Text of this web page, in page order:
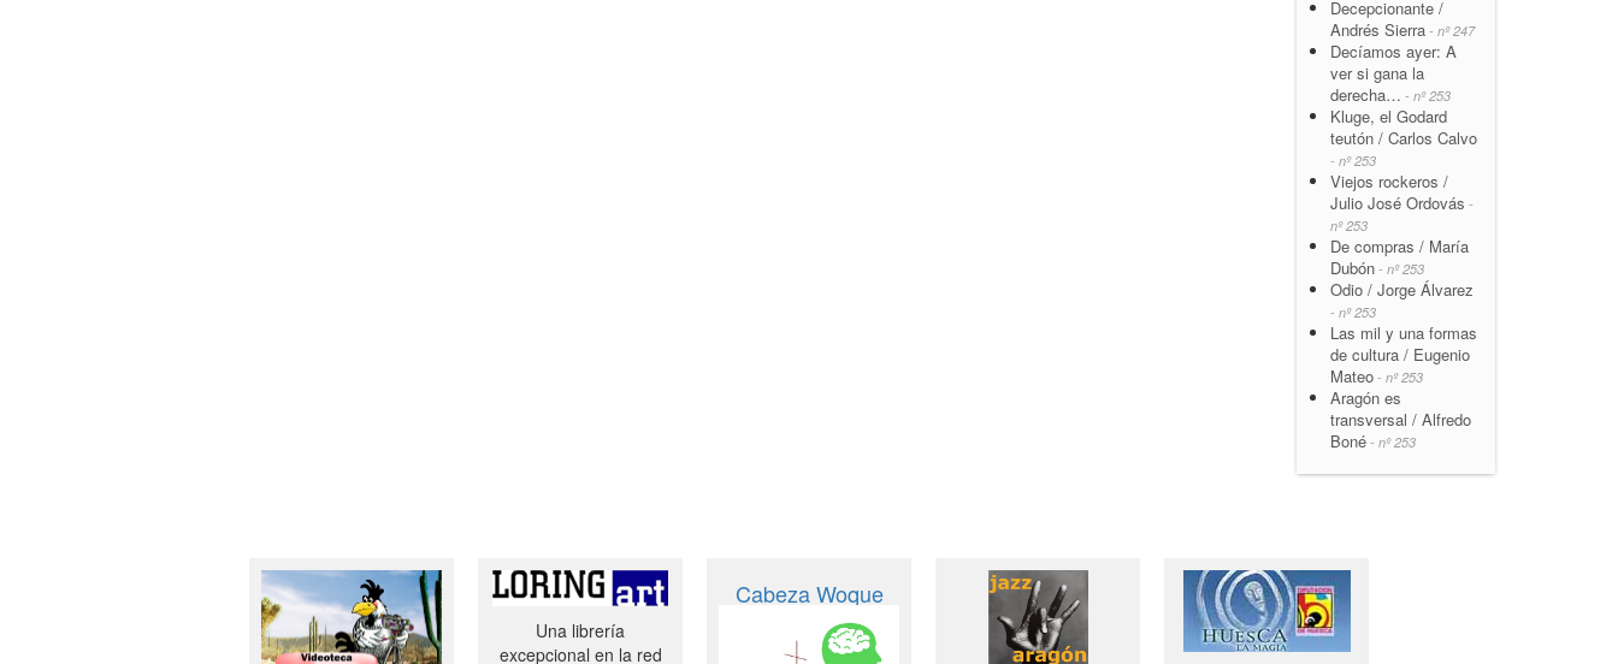
Decepcionante /
Andrés Sierra - nº 247
Decíamos ayer: A
ver si gana la
derecha… - nº 253
Kluge, el Godard
teutón / Carlos Calvo
- nº 253
Viejos rockeros /
Julio José Ordovás -
nº 253
De compras / María
Dubón - nº 253
Odio / Jorge Álvarez
- nº 253
Las mil y una formas
de cultura / Eugenio
Mateo - nº 253
Aragón es
transversal / Alfredo
Boné - nº 253
Una librería
excepcional en la red
Cabeza Woque